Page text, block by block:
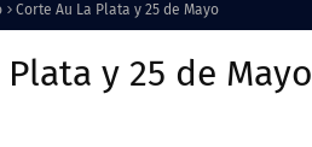
Corte Au La Plata y 25 de Mayo
y 25 de Mayo